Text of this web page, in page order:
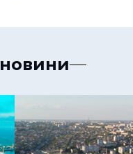
новини